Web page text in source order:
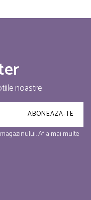
noastre
Afla mai multe